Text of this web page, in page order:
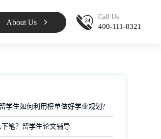
About Us
Call Us
400-111-0321
学生如何利用榜单做好学业规划?
下笔？留学生论文辅导